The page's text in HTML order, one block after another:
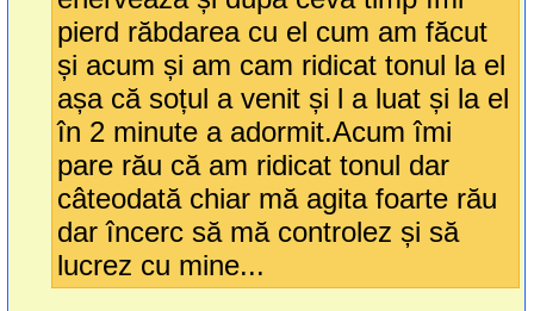
pierd răbdarea cu el cum am făcut
și acum și am cam ridicat tonul la el
așa că soțul a venit și l a luat și la el
în 2 minute a adormit.Acum îmi
pare rău că am ridicat tonul dar
câteodată chiar mă agita foarte rău
dar încerc să mă controlez și să
lucrez cu mine...